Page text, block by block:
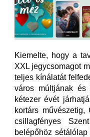
Kiemelte, hogy a
XXL jegycsomagot
teljes kínálatát
város múltjának és
kétezer évét
kortárs
csillagfényes
belépőhöz